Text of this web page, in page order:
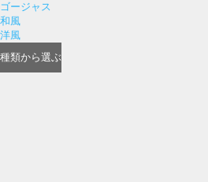
ゴージャス
和風
洋風
種類から選ぶ